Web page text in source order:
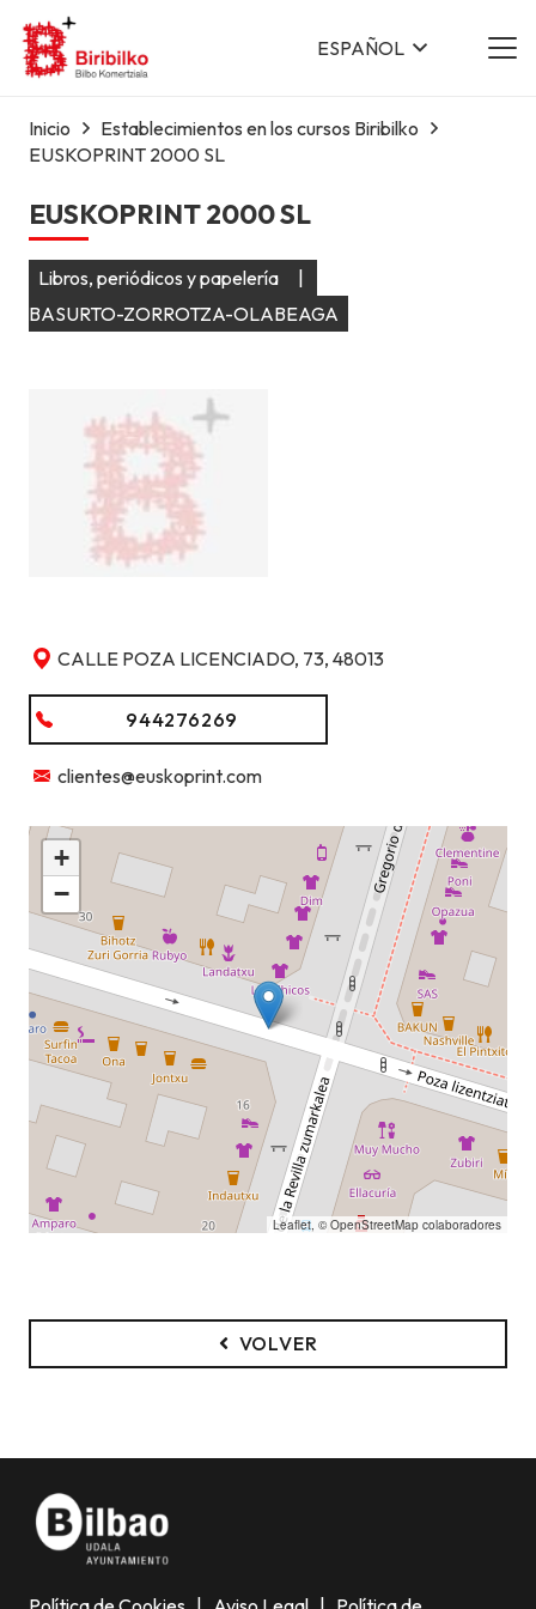
ESPAÑOL
Inicio
Establecimientos en los cursos Biribilko
EUSKOPRINT 2000 SL
EUSKOPRINT 2000 SL
Libros, periódicos y papelería
|
BASURTO-ZORROTZA-OLABEAGA
CALLE POZA LICENCIADO, 73, 48013
944276269
clientes@euskoprint.com
+
−
Leaflet , © OpenStreetMap colaboradores
VOLVER